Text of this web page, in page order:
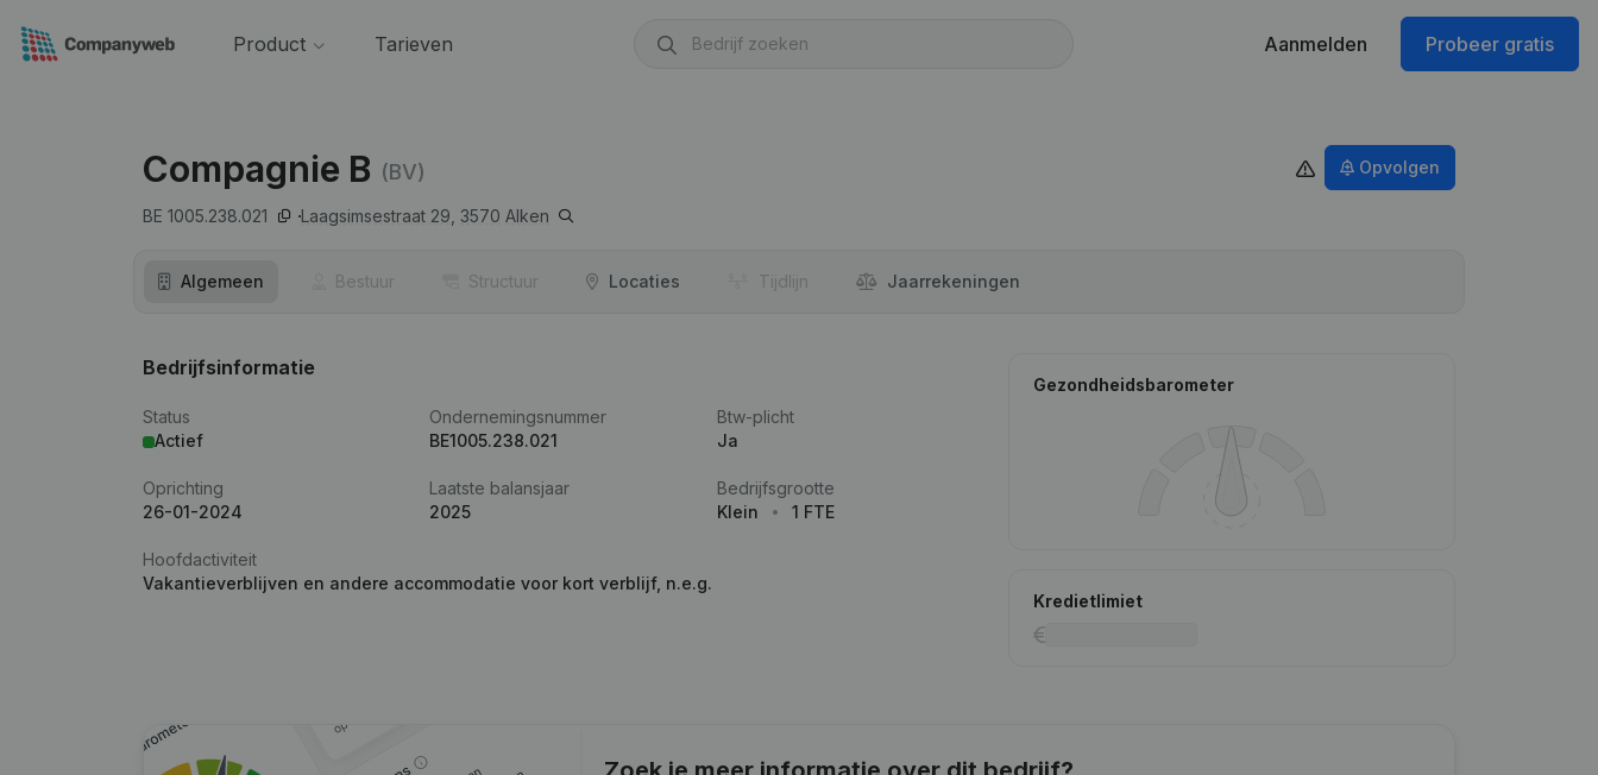
Product Tarieven Aanmelden Probeer gratis
Compagnie B (BV)
BE 1005.238.021 Laagsimsestraat 29, 3570 Alken
Opvolgen
Algemeen Bestuur Structuur Locaties Tijdlijn Jaar­rekeningen
Bedrijfsinformatie
Status
Actief
Ondernemingsnummer
BE1005.238.021
Btw-plicht
Ja
Oprichting
26-01-2024
Laatste balansjaar
2025
Bedrijfsgrootte
Klein
1 FTE
Hoofdactiviteit
Vakantieverblijven en andere accommodatie voor kort verblijf, n.e.g.
Gezondheidsbarometer
Kredietlimiet